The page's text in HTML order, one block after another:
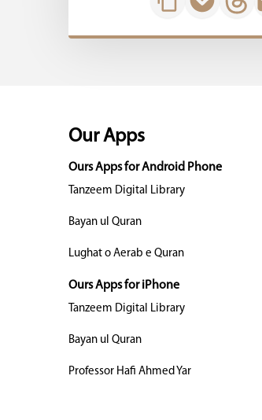
Our Apps
Ours Apps for Android Phone
Tanzeem Digital Library
Bayan ul Quran
Lughat o Aerab e Quran
Ours Apps for iPhone
Tanzeem Digital Library
Bayan ul Quran
Professor Hafi Ahmed Yar